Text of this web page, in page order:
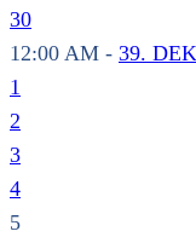
30
12:00 AM - 39.
1
2
3
4
5